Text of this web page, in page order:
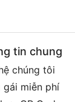
tin chung
chúng tôi
gái miễn phí